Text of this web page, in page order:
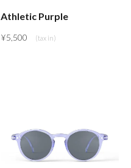
Athletic Purple
¥5,500